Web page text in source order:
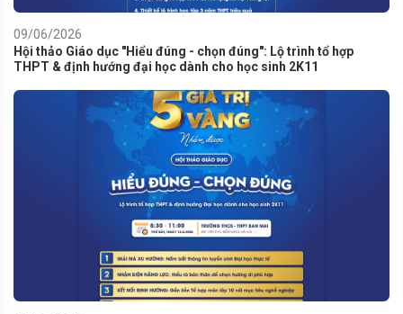
09/06/2026
Hội thảo Giáo dục "Hiểu đúng - chọn đúng": Lộ trình tổ hợp
THPT & định hướng đại học dành cho học sinh 2K11